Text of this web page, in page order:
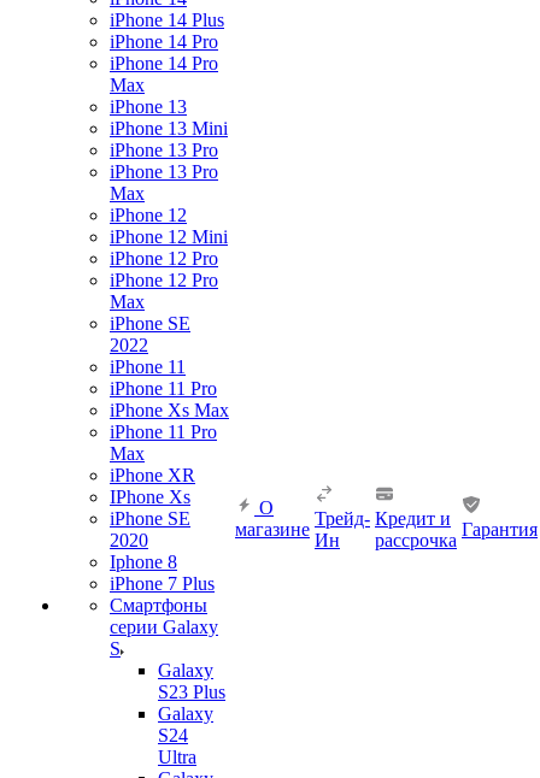
iPhone 14 Plus
iPhone 14 Pro
iPhone 14 Pro
Max
iPhone 13
iPhone 13 Mini
iPhone 13 Pro
iPhone 13 Pro
Max
iPhone 12
iPhone 12 Mini
iPhone 12 Pro
iPhone 12 Pro
Max
iPhone SE
2022
iPhone 11
iPhone 11 Pro
iPhone Xs Max
iPhone 11 Pro
Max
iPhone XR
IPhone Xs
iPhone SE
2020
Iphone 8
iPhone 7 Plus
Смартфоны
серии Galaxy
S
Galaxy
S23 Plus
Galaxy
S24
Ultra
О
магазине
Трейд-
Ин
Кредит и
рассрочка
Гарантия